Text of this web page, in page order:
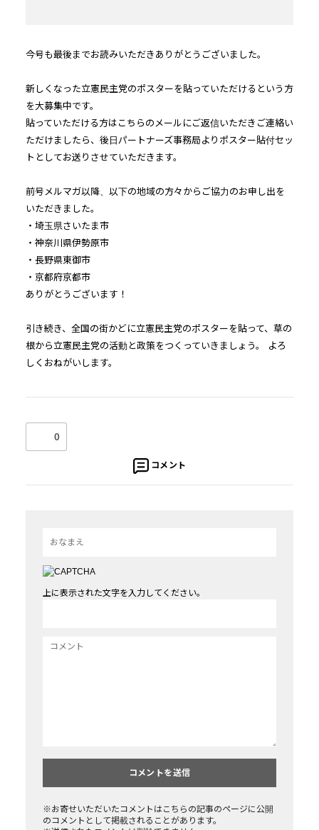
今号も最後までお読みいただきありがとうございました。
新しくなった立憲民主党のポスターを貼っていただけるという方
を大募集中です。
貼っていただける方はこちらのメール にご返信いただきご連絡い
ただけましたら、 後日 パートナーズ事務局よりポスター貼付セッ
トとしてお送りさせていただきます。
前号メルマガ以降、 以下の地域の方々からご協力のお申し出を
いただきました。
・埼玉県さいたま市
・神奈川県伊勢原市
・長野県東御市
・京都府京都市
ありがとうございます！
引き続き、全国の街かどに立憲民主党のポスターを貼って、 草の
根から 立憲民主党の活動と政策をつくっていきましょう。 よろ
しくおねがいします。
0
コメント
上に表示された文字を入力してください。
※お寄せいただいたコメントはこちらの記事のページに公開
のコメントとして掲載されることがあります。